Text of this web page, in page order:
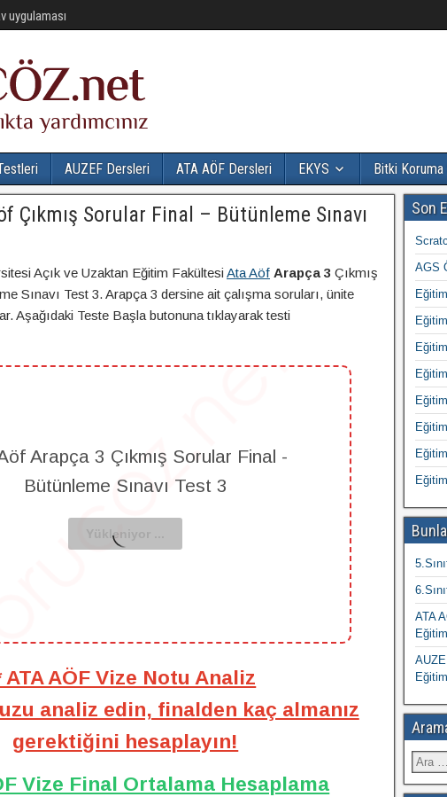
uygulaması
AUZEF Dersleri ATA AÖF Dersleri EKYS Bitki Koruma
Çıkmış Sorular Final – Bütünleme Sınavı
Açık ve Uzaktan Eğitim Fakültesi Ata Aöf Arapça 3 Çıkmış
Sınavı Test 3. Arapça 3 dersine ait çalışma soruları, ünite
Aşağıdaki Teste Başla butonuna tıklayarak testi
Arapça 3 Çıkmış Sorular Final -
Bütünleme Sınavı Test 3
ATA AÖF Vize Notu Analiz
analiz edin, finalden kaç almanız
gerektiğini hesaplayın!
Vize Final Ortalama Hesaplama
Son
AGS
ATA